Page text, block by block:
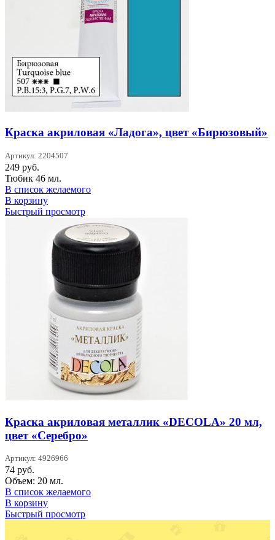
Краска акриловая «Ладога», цвет «Бирюзовый»
Артикул: 2204507
249 руб.
Тюбик 46 мл.
В список желаемого
В корзину
Быстрый просмотр
Краска акриловая металлик «DECOLA» 20 мл,
цвет «Серебро»
Артикул: 4926966
74 руб.
Объем: 20 мл.
В список желаемого
В корзину
Быстрый просмотр